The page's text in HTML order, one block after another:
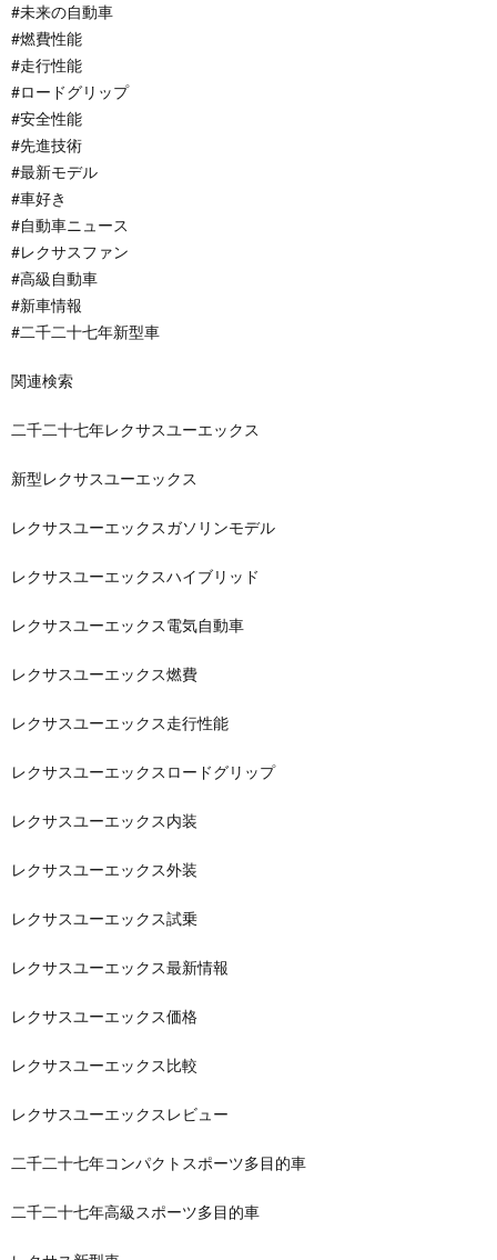
#未来の自動車
#燃費性能
#走行性能
#ロードグリップ
#安全性能
#先進技術
#最新モデル
#車好き
#自動車ニュース
#レクサスファン
#高級自動車
#新車情報
#二千二十七年新型車
関連検索
二千二十七年レクサスユーエックス
新型レクサスユーエックス
レクサスユーエックスガソリンモデル
レクサスユーエックスハイブリッド
レクサスユーエックス電気自動車
レクサスユーエックス燃費
レクサスユーエックス走行性能
レクサスユーエックスロードグリップ
レクサスユーエックス内装
レクサスユーエックス外装
レクサスユーエックス試乗
レクサスユーエックス最新情報
レクサスユーエックス価格
レクサスユーエックス比較
レクサスユーエックスレビュー
二千二十七年コンパクトスポーツ多目的車
二千二十七年高級スポーツ多目的車